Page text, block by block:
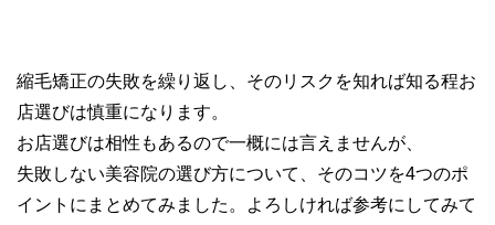
縮毛矯正の失敗を繰り返し、そのリスクを知れば知る程お
店選びは慎重になります。
お店選びは相性もあるので一概には言えませんが、
失敗しない美容院の選び方について、そのコツを4つのポ
イントにまとめてみました。よろしければ参考にしてみて